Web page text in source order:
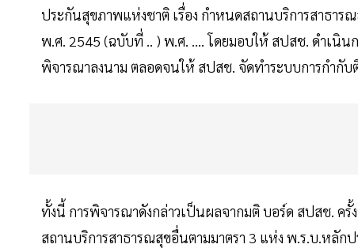
ประกันสุขภาพแห่งชาติ เรื่อง กำหนดสถานบริการสาธา
พ.ศ. 2545 (ฉบับที่ .. ) พ.ศ. .... โดยมอบให้ สปสช. ดำเนิน
พิจารณาลงนาม ตลอดจนให้ สปสช. จัดทำระบบการกำกั
ทั้งนี้ การพิจารณาดังกล่าวเป็นผลจากมติ บอร์ด สปสช.
สถานบริการสาธารณสุขอื่นตามมาตรา 3 แห่ง พ.ร.บ.หลั